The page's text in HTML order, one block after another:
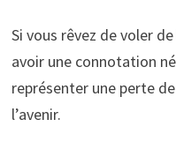
Si vous rêvez de voler
avoir une connotation
représenter une perte
l’avenir.